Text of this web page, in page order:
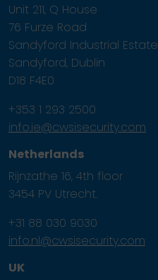
Unit 211, Q House
76 Furze Road
Sandyford Industrial Estate
Sandyford, Dublin
D18 F4E0
+353 1 293 2500
info.ie@cwsisecurity.com
Netherlands
Rijnzathe 16, 4th floor
3454 PV Utrecht.
+31 88 030 9030
info.nl@cwsisecurity.com
UK